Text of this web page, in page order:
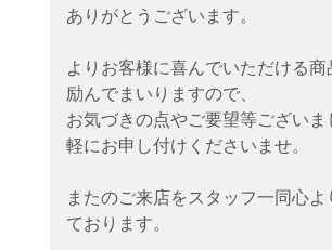
ありがとうございます。
よりお客様に喜んでいただける商
励んでまいりますので、
お気づきの点やご要望等ございま
軽にお申し付けくださいませ。
またのご来店をスタッフ一同心よ
ております。